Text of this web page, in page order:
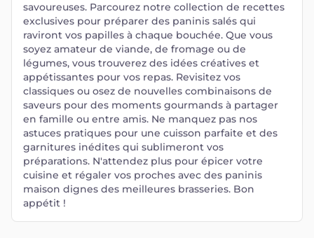
savoureuses. Parcourez notre collection de recettes
exclusives pour préparer des paninis salés qui
raviront vos papilles à chaque bouchée. Que vous
soyez amateur de viande, de fromage ou de
légumes, vous trouverez des idées créatives et
appétissantes pour vos repas. Revisitez vos
classiques ou osez de nouvelles combinaisons de
saveurs pour des moments gourmands à partager
en famille ou entre amis. Ne manquez pas nos
astuces pratiques pour une cuisson parfaite et des
garnitures inédites qui sublimeront vos
préparations. N'attendez plus pour épicer votre
cuisine et régaler vos proches avec des paninis
maison dignes des meilleures brasseries. Bon
appétit !